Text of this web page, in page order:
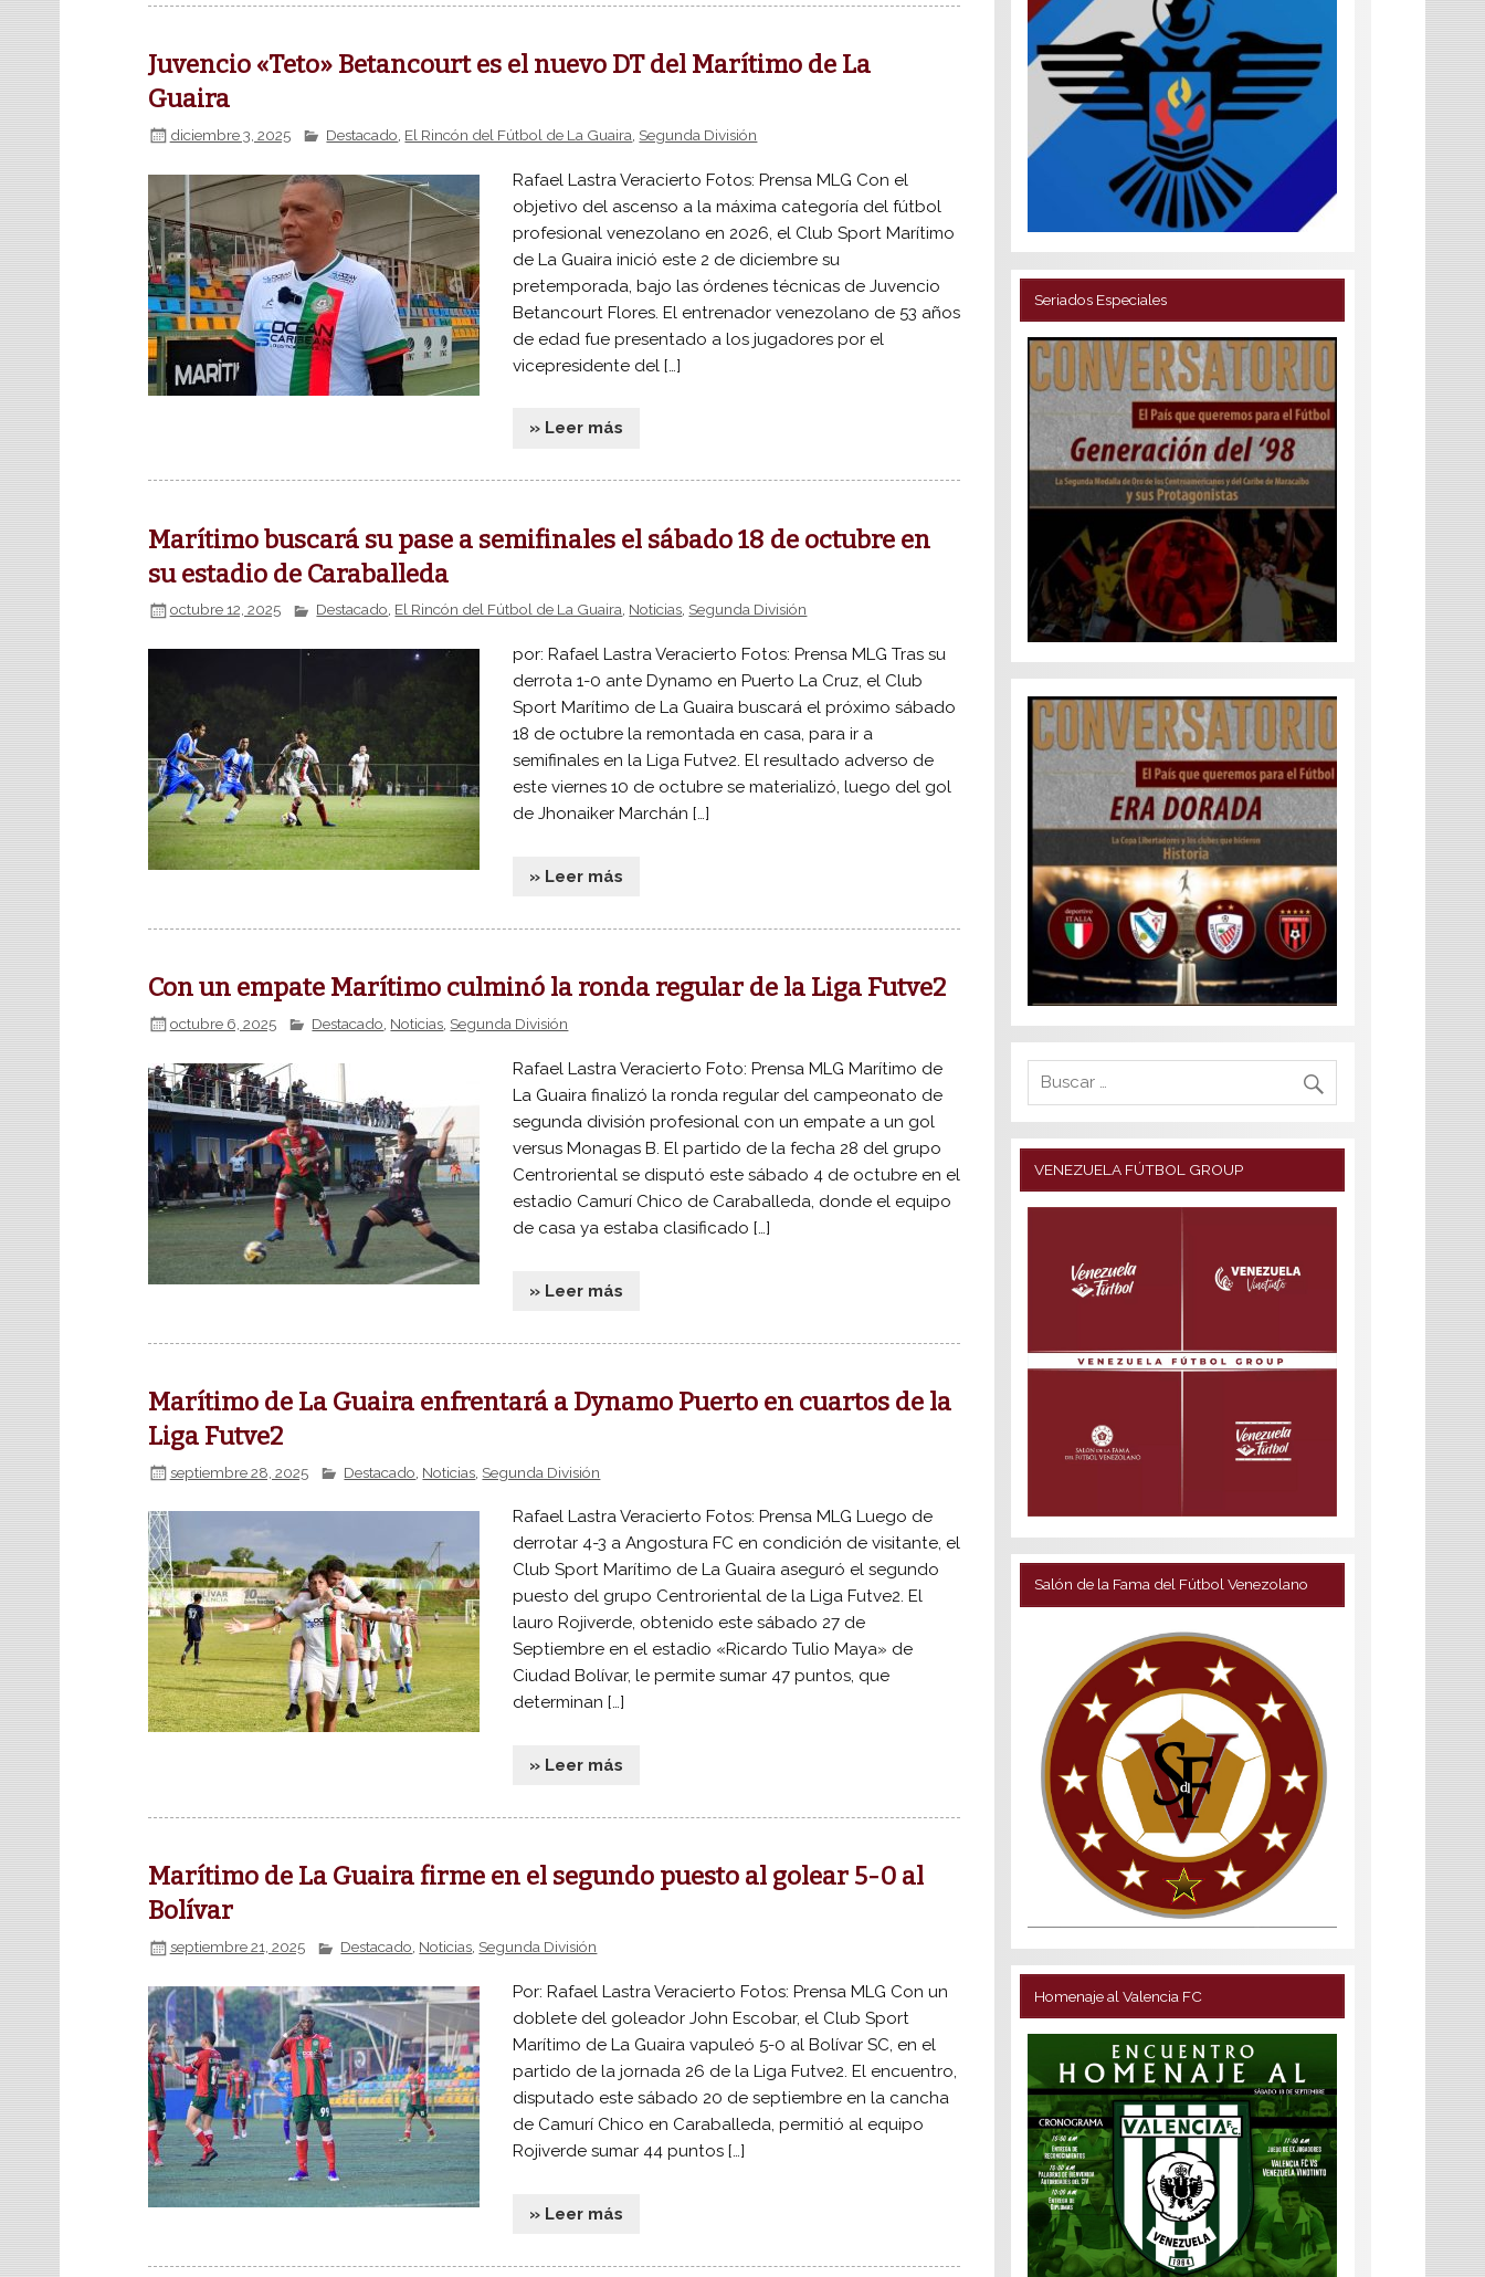
Juvencio «Teto» Betancourt es el nuevo DT del Marítimo de La
Guaira
diciembre 3, 2025 Destacado El Rincón del Fútbol de La Guaira Segunda División
Rafael Lastra Veracierto Fotos: Prensa MLG Con el
objetivo del ascenso a la máxima categoría del fútbol
profesional venezolano en 2026, el Club Sport Marítimo
de La Guaira inició este 2 de diciembre su
pretemporada, bajo las órdenes técnicas de Juvencio
Betancourt Flores. El entrenador venezolano de 53 años
de edad fue presentado a los jugadores por el
vicepresidente del […]
» Leer más
Marítimo buscará su pase a semifinales el sábado 18 de octubre en
su estadio de Caraballeda
octubre 12, 2025 Destacado, El Rincón del Fútbol de La Guaira, Noticias, Segunda División
por: Rafael Lastra Veracierto Fotos: Prensa MLG Tras su
derrota 1-0 ante Dynamo en Puerto La Cruz, el Club
Sport Marítimo de La Guaira buscará el próximo sábado
18 de octubre la remontada en casa, para ir a
semifinales en la Liga Futve2. El resultado adverso de
este viernes 10 de octubre se materializó, luego del gol
de Jhonaiker Marchán […]
» Leer más
Con un empate Marítimo culminó la ronda regular de la Liga Futve2
octubre 6, 2025 Destacado Noticias Segunda División
Rafael Lastra Veracierto Foto: Prensa MLG Marítimo de
La Guaira finalizó la ronda regular del campeonato de
segunda división profesional con un empate a un gol
versus Monagas B. El partido de la fecha 28 del grupo
Centroriental se disputó este sábado 4 de octubre en el
estadio Camurí Chico de Caraballeda, donde el equipo
de casa ya estaba clasificado […]
» Leer más
Marítimo de La Guaira enfrentará a Dynamo Puerto en cuartos de la
Liga Futve2
septiembre 28, 2025 Destacado Noticias Segunda División
Rafael Lastra Veracierto Fotos: Prensa MLG Luego de
derrotar 4-3 a Angostura FC en condición de visitante, el
Club Sport Marítimo de La Guaira aseguró el segundo
puesto del grupo Centroriental de la Liga Futve2. El
lauro Rojiverde, obtenido este sábado 27 de
Septiembre en el estadio «Ricardo Tulio Maya» de
Ciudad Bolívar, le permite sumar 47 puntos, que
determinan […]
» Leer más
Marítimo de La Guaira firme en el segundo puesto al golear 5-0 al
Bolívar
septiembre 21, 2025 Destacado Noticias Segunda División
Por: Rafael Lastra Veracierto Fotos: Prensa MLG Con un
doblete del goleador John Escobar, el Club Sport
Marítimo de La Guaira vapuleó 5-0 al Bolívar SC, en el
partido de la jornada 26 de la Liga Futve2. El encuentro,
disputado este sábado 20 de septiembre en la cancha
de Camurí Chico en Caraballeda, permitió al equipo
Rojiverde sumar 44 puntos […]
» Leer más
Seriados Especiales
VENEZUELA FÚTBOL GROUP
Salón de la Fama del Fútbol Venezolano
Homenaje al Valencia FC